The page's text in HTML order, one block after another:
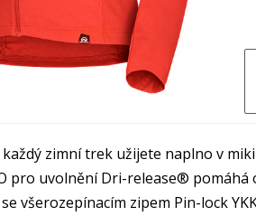
zimní trek užijete naplno v
pro uvolnění Dri-release®
všerozepínacím zipem Pin-lock